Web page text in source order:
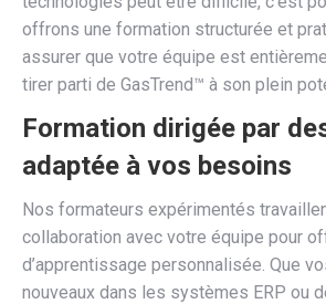
offrons une formation structurée et
assurer que votre équipe est
tirer parti de GasTrend™ à son plein
Formation dirigée par
adaptée à vos besoins
Nos formateurs expérimentés
collaboration avec votre équipe pour
d’apprentissage personnalisée. Que
nouveaux dans les systèmes ERP ou